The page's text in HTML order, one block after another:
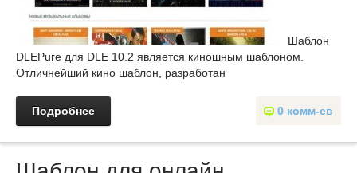
Шаблон
DLEPure для DLE 10.2 является киношным шаблоном.
Отличнейший кино шаблон, разработан
0 комм-ев
Подробнее